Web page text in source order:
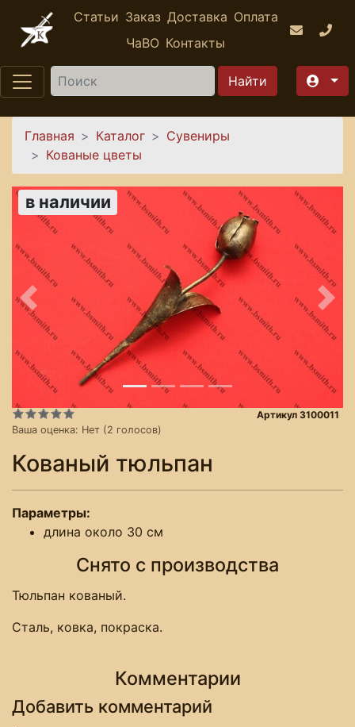
Перейти к основному содержанию
Статьи Заказ Доставка Оплата
ЧаВО Контакты
Найти
Вы здесь
Главная Каталог
Сувениры
Кованые цветы
в наличии
Предыдущее
Ваша оценка: Нет (2 голосов)
Артикул 3100011
Кованый тюльпан
Параметры:
длина около 30 см
Снято с производства
Тюльпан кованый.
Сталь, ковка, покраска.
Комментарии
Добавить комментарий